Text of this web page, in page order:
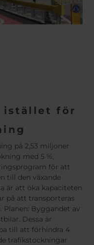
istället för
på 2,53 miljoner
med 5 %,
för att
till den växande
är att öka kapaciteten
på att transporteras
Planen: Byggandet av
Dessa är
till att förhindra 4
trafikstockningar